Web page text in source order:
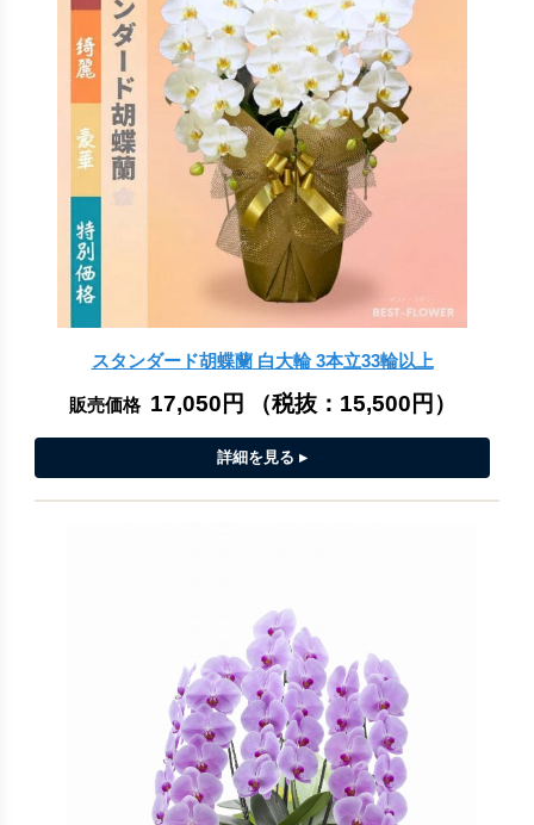
スタンダード胡蝶蘭 白大輪 3本立33輪以上
販売価格 17,050円 （税抜： 15,500円 ）